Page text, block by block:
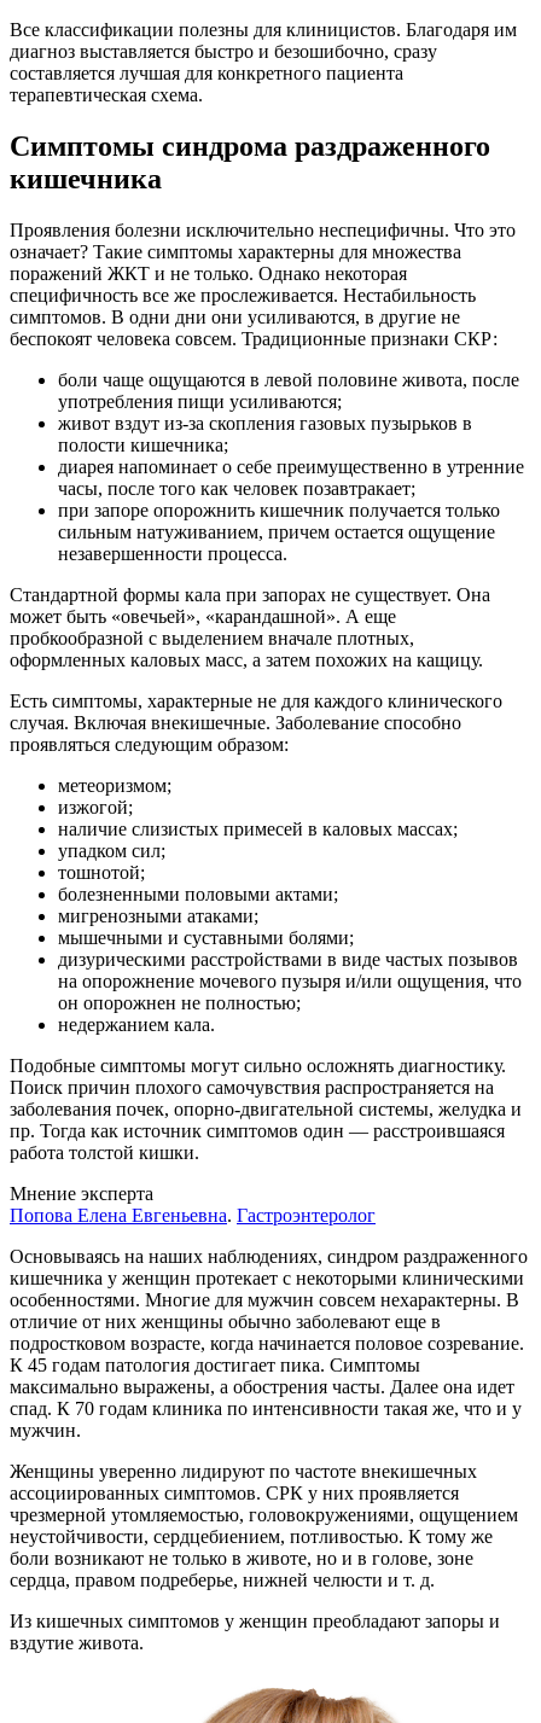
Все классификации полезны для клиницистов. Благодаря им
диагноз выставляется быстро и безошибочно, сразу
составляется лучшая для конкретного пациента
терапевтическая схема.
Симптомы синдрома раздраженного
кишечника
Проявления болезни исключительно неспецифичны. Что это
означает? Такие симптомы характерны для множества
поражений ЖКТ и не только. Однако некоторая
специфичность все же прослеживается. Нестабильность
симптомов. В одни дни они усиливаются, в другие не
беспокоят человека совсем. Традиционные признаки СКР:
боли чаще ощущаются в левой половине живота, после
употребления пищи усиливаются;
живот вздут из-за скопления газовых пузырьков в
полости кишечника;
диарея напоминает о себе преимущественно в утренние
часы, после того как человек позавтракает;
при запоре опорожнить кишечник получается только
сильным натуживанием, причем остается ощущение
незавершенности процесса.
Стандартной формы кала при запорах не существует. Она
может быть «овечьей», «карандашной». А еще
пробкообразной с выделением вначале плотных,
оформленных каловых масс, а затем похожих на кащицу.
Есть симптомы, характерные не для каждого клинического
случая. Включая внекишечные. Заболевание способно
проявляться следующим образом:
метеоризмом;
изжогой;
наличие слизистых примесей в каловых массах;
упадком сил;
тошнотой;
болезненными половыми актами;
мигренозными атаками;
мышечными и суставными болями;
дизурическими расстройствами в виде частых позывов
на опорожнение мочевого пузыря и/или ощущения, что
он опорожнен не полностью;
недержанием кала.
Подобные симптомы могут сильно осложнять диагностику.
Поиск причин плохого самочувствия распространяется на
заболевания почек, опорно-двигательной системы, желудка и
пр. Тогда как источник симптомов один — расстроившаяся
работа толстой кишки.
Мнение эксперта
Попова Елена Евгеньевна. Гастроэнтеролог
Основываясь на наших наблюдениях, синдром раздраженного
кишечника у женщин протекает с некоторыми клиническими
особенностями. Многие для мужчин совсем нехарактерны. В
отличие от них женщины обычно заболевают еще в
подростковом возрасте, когда начинается половое созревание.
К 45 годам патология достигает пика. Симптомы
максимально выражены, а обострения часты. Далее она идет
спад. К 70 годам клиника по интенсивности такая же, что и у
мужчин.
Женщины уверенно лидируют по частоте внекишечных
ассоциированных симптомов. СРК у них проявляется
чрезмерной утомляемостью, головокружениями, ощущением
неустойчивости, сердцебиением, потливостью. К тому же
боли возникают не только в животе, но и в голове, зоне
сердца, правом подреберье, нижней челюсти и т. д.
Из кишечных симптомов у женщин преобладают запоры и
вздутие живота.